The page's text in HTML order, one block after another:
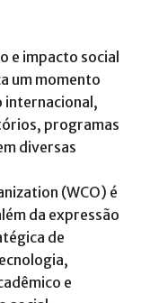
e impacto social
um momento
internacional,
programas
diversas
(WCO) é
da expressão
de
e